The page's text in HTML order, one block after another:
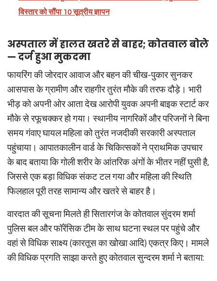
विस्तार को सौंपा 10 सूत्रीय ज्ञापन
अस्पताल में हालत खतरे से बाहर; कोतवाल बोले
— दर्ज हुआ मुकदमा
फायरिंग की जोरदार आवाज और बहन की चीख-पुकार सुनकर
आसपास के ग्रामीण और राहगीर तुरंत मौके की तरफ दौड़े। भारी
भीड़ को अपनी ओर आता देख आरोपी युवक अपनी बाइक स्टार्ट कर
मौके से रफूचक्कर हो गया। स्थानीय नागरिकों और परिजनों ने बिना
समय गंवाए घायल महिला को तुरंत नजदीकी सरकारी अस्पताल
पहुंचाया। आपातकालीन वार्ड के चिकित्सकों ने प्राथमिक उपचार
के बाद बताया कि गोली शरीर के आंतरिक अंगों के भीतर नहीं घुसी है,
जिससे एक बड़ा विधिक संकट टल गया और महिला की स्थिति
फिलहाल पूरी तरह सामान्य और खतरे से बाहर है।
वारदात की सूचना मिलते ही सितारगंज के कोतवाल सुंदरम शर्मा
पुलिस बल और फॉरेंसिक टीम के साथ घटना स्थल पर पहुंचे और
वहां से विधिक साक्ष्य (कारतूस का खोखा आदि) एकत्र किए। मामले
की विधिक प्रगति साझा करते हुए कोतवाल सुन्दरम शर्मा ने बताया: